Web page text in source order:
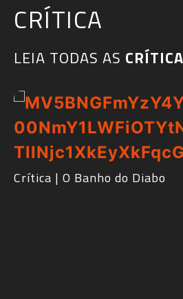
CRÍTICA
LEIA TODAS AS
RdMCast #529 –
Toro